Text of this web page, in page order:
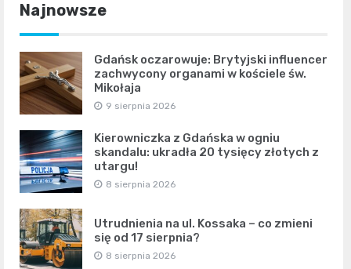
Najnowsze
Gdańsk oczarowuje: Brytyjski influencer
zachwycony organami w kościele św.
Mikołaja
9 sierpnia 2026
Kierowniczka z Gdańska w ogniu
skandalu: ukradła 20 tysięcy złotych z
utargu!
8 sierpnia 2026
Utrudnienia na ul. Kossaka – co zmieni
się od 17 sierpnia?
8 sierpnia 2026